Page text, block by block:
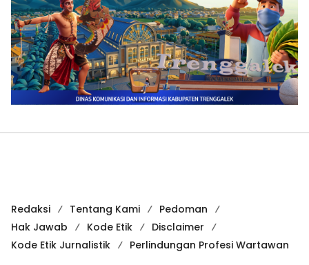
Redaksi Tentang Kami
Pedoman
Hak Jawab
Kode Etik
Disclaimer
Kode Etik Jurnalistik
Perlindungan Profesi Wartawan